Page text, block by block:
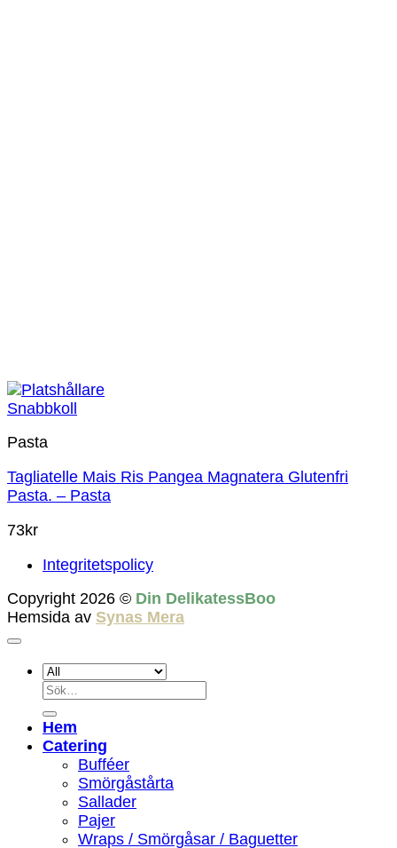
Snabbkoll
Pasta
Tagliatelle Mais Ris Pangea Magnatera Glutenfri
Pasta. – Pasta
73kr
Integritetspolicy
Copyright 2026 © Din DelikatessBoo
Hemsida av Synas Mera
Sök
efter:
Hem
Catering
Bufféer
Smörgåstårta
Sallader
Pajer
Wraps / Smörgåsar / Baguetter